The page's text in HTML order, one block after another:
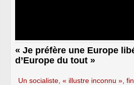
« Je préfère une Europe
d’Europe du tout »
Un socialiste, « illustre inconnu »,